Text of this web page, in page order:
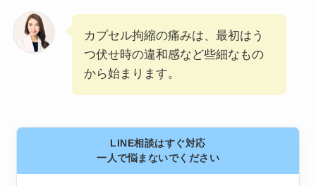
カプセル拘縮の痛みは、最初はう
つ伏せ時の違和感など些細なもの
から始まります。
LINE相談はすぐ対応
一人で悩まないでください